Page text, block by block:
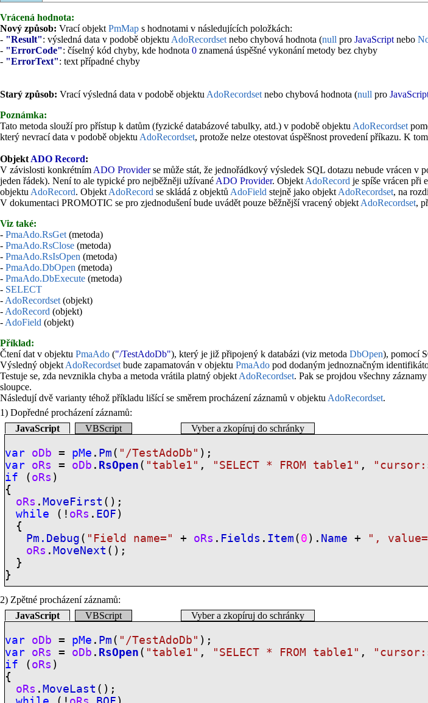
Vrácená hodnota:
Nový způsob: Vrací objekt PmMap s hodnotami v následujících položkách:
- "Result": výsledná data v podobě objektu AdoRecordset nebo chybová hodnota (null pro JavaScript nebo
- "ErrorCode": číselný kód chyby, kde hodnota 0 znamená úspěšné vykonání metody bez chyby
- "ErrorText": text případné chyby
Starý způsob: Vrací výsledná data v podobě objektu AdoRecordset nebo chybová hodnota (null pro
Poznámka:
Tato metoda slouží pro přístup k datům (fyzické databázové tabulky, atd.) v podobě objektu AdoRecordset
který nevrací data v podobě objektu AdoRecordset, protože nelze otestovat úspěšnost provedení příkazu. K
Objekt ADO Record:
V závislosti konkrétním ADO Providerse může stát, že jednořádkový výsledek SQL dotazu nebude vrácen v
jeden řádek). Není to ale typické pro nejběžněji užívané ADO Provider. Objekt AdoRecord je spíše vrácen při
objektu AdoRecord. Objekt AdoRecord se skládá z objektů AdoField stejně jako objekt AdoRecordset, na
V dokumentaci PROMOTIC se pro zjednodušení bude uvádět pouze běžnější vracený objekt AdoRecordset,
Viz také:
- PmaAdo.RsGet (metoda)
- PmaAdo.RsClose (metoda)
- PmaAdo.RsIsOpen (metoda)
- PmaAdo.DbOpen (metoda)
- PmaAdo.DbExecute (metoda)
- SELECT
- AdoRecordset (objekt)
- AdoRecord (objekt)
- AdoField (objekt)
Příklad:
Čtení dat v objektu PmaAdo ("/TestAdoDb"), který je již připojený k databázi (viz metoda DbOpen), pomocí
Výsledný objekt AdoRecordset bude zapamatován v objektu PmaAdo pod dodaným jednoznačným
Testuje se, zda nevznikla chyba a metoda vrátila platný objekt AdoRecordset. Pak se projdou všechny
sloupce.
Následují dvě varianty téhož příkladu lišící se směrem procházení záznamů v objektu AdoRecordset.
1) Dopředné procházení záznamů:
JavaScript
VBScript Vyber a zkopíruj do schránky
var oDb = pMe . Pm ( "/TestAdoDb" );
var oRs = oDb . RsOpen ( "table1" , "SELECT * FROM table1" ,
if ( oRs )
{
oRs . MoveFirst ();
while (! oRs . EOF )
{
Pm.Debug ( "Field name=" + oRs . Fields . Item ( 0 ). Name + ",
oRs .MoveNext ();
}
}
2) Zpětné procházení záznamů:
JavaScript
VBScript Vyber a zkopíruj do schránky
var oDb = pMe . Pm ( "/TestAdoDb" );
var oRs = oDb . RsOpen ( "table1" , "SELECT * FROM table1" ,
if ( oRs )
{
oRs . MoveLast ();